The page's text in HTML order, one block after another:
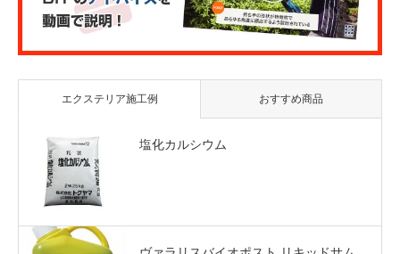
エクステリア施工例 おすすめ商品
塩化カルシウム